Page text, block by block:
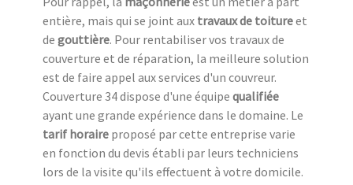
entière, mais qui se joint aux travaux de toitureet
de gouttière. Pour rentabiliser vos travaux de
couverture et de réparation, la meilleure solution
est de faire appel aux services d'un couvreur.
Couverture 34 dispose d'une équipe qualifiée
ayant une grande expérience dans le domaine. Le
tarif horaire proposé par cette entreprise varie
en fonction du devis établi par leurs techniciens
lors de la visite qu'ils effectuent à votre domicile.